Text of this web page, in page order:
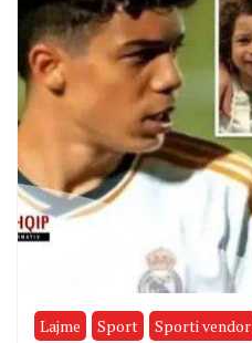
Lajme Sport Sporti vendor